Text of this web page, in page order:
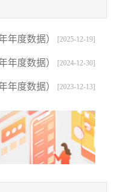
[2025-12-19]
年度数据）
[2024-12-30]
年度数据）
[2023-12-13]
年度数据）